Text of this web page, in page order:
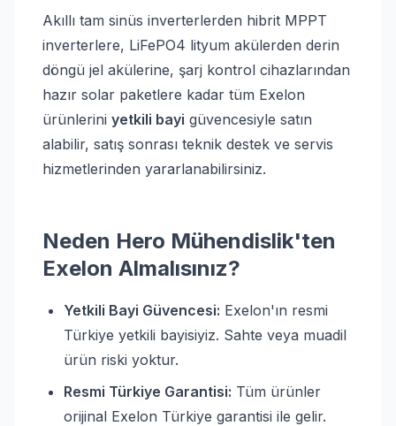
Akıllı tam sinüs inverterlerden hibrit MPPT
inverterlere, LiFePO4 lityum akülerden derin
döngü jel akülerine, şarj kontrol cihazlarından
hazır solar paketlere kadar tüm Exelon
ürünlerini yetkili bayi güvencesiyle satın
alabilir, satış sonrası teknik destek ve servis
hizmetlerinden yararlanabilirsiniz.
Neden Hero Mühendislik'ten
Exelon Almalısınız?
Yetkili Bayi Güvencesi: Exelon'ın resmi
Türkiye yetkili bayisiyiz. Sahte veya muadil
ürün riski yoktur.
Resmi Türkiye Garantisi: Tüm ürünler
orijinal Exelon Türkiye garantisi ile gelir.